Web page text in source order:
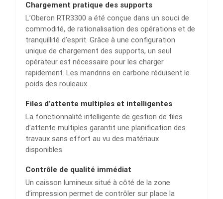
Chargement pratique des supports
L’Oberon RTR3300 a été conçue dans un souci de
commodité, de rationalisation des opérations et de
tranquillité d’esprit. Grâce à une configuration
unique de chargement des supports, un seul
opérateur est nécessaire pour les charger
rapidement. Les mandrins en carbone réduisent le
poids des rouleaux.
Files d’attente multiples et intelligentes
La fonctionnalité intelligente de gestion de files
d’attente multiples garantit une planification des
travaux sans effort au vu des matériaux
disponibles.
Contrôle de qualité immédiat
Un caisson lumineux situé à côté de la zone
d’impression permet de contrôler sur place la